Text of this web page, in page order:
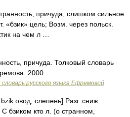
причуда, слишком сильное
«бзик» цель; Возм. через польск.
на чем л …
причуда. Толковый словарь
2000 …
русского языка Ефремовой
овод, слепень] Разг. сниж.
бзиком кто л. (о странном,